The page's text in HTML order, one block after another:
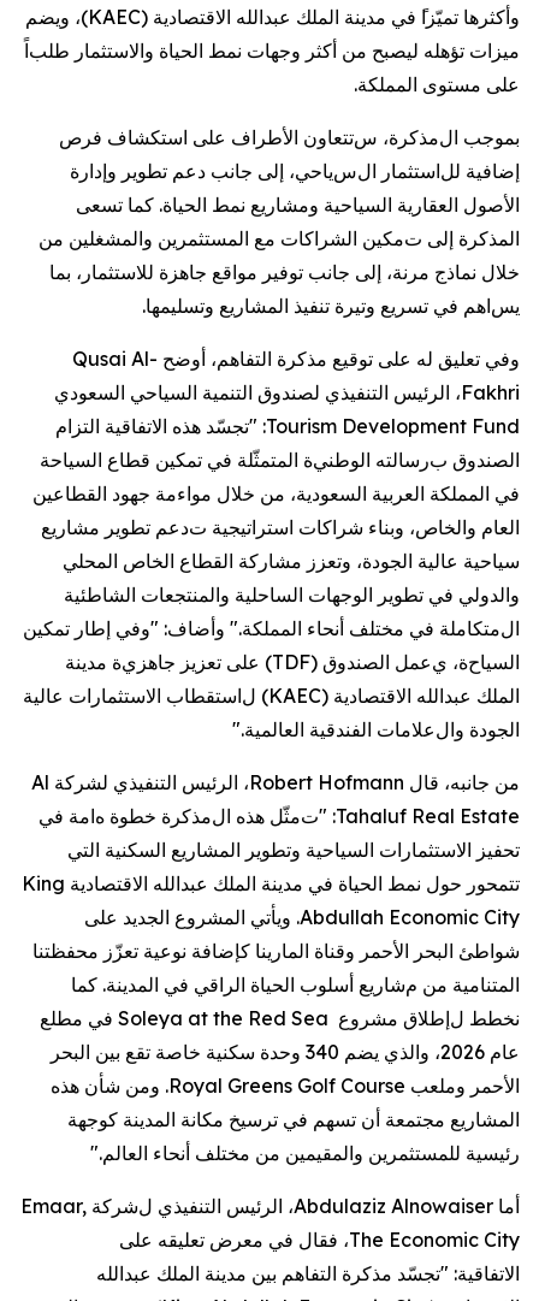
وأكثرها تميّزا في مدينة الملك عبدالله الاقتصادية (
KAEC
)، ويضم
ميزات تؤهله ليصبح من أكثر وجهات نمط الحياة والاستثمار طلباً
على مستوى المملكة.
بموجب المذكرة، ستتعاون الأطراف على استكشاف فرص
إضافية للاستثمار السياحي، إلى جانب دعم تطوير وإدارة
الأصول العقارية السياحية ومشاريع نمط الحياة. كما تسعى
المذكرة إلى تمكين الشراكات مع المستثمرين والمشغلين من
خلال نماذج مرنة، إلى جانب توفير مواقع جاهزة للاستثمار ، بما
يساهم في تسريع وتيرة تنفيذ المشاريع وتسليمها.
وفي تعليق له على توقيع مذكرة التفاهم، أوضح Qusai Al-
Fakhri، الرئيس التنفيذي لصندوق التنمية السياحي السعودي
Tourism Development Fund: "تجسّد هذه الاتفاقية التزام
الصندوق برسالته الوطنية المتمثّلة في تمكين قطاع السياحة
في المملكة العربية السعودية، من خلال مواءمة جهود القطاعين
العام والخاص، وبناء شراكات استراتيجية تدعم تطوير مشاريع
سياحية عالية الجودة، وتعزز مشاركة القطاع الخاص المحلي
والدولي في تطوير الوجهات الساحلية والمنتجعات الشاطئية
المتكاملة في مختلف أنحاء المملكة." وأضاف: "وفي إطار تمكين
السياحة، يعمل الصندوق (
TDF) على تعزيز جاهزية مدينة
الملك عبدالله الاقتصادية (
KAEC) لاستقطاب الاستثمارات عالية
الجودة والعلامات الفندقية العالمية."
من جانبه، قال Robert Hofmann، الرئيس التنفيذي لشركة Al
Tahaluf Real Estate
: "تمثّل هذه المذكرة خطوة هامة في
تحفيز الاستثمارات السياحية وتطوير المشاريع السكنية التي
تتمحور حول نمط الحياة في مدينة الملك عبدالله الاقتصادية King
Abdullah Economic City
. ويأتي المشروع الجديد على
شواطئ البحر الأحمر وقناة المارينا كإضافة نوعية تعزّز محفظتنا
المتنامية من مشاريع أسلوب الحياة الراقي في المدينة. كما
نخطط لإطلاق مشروع Soleya at the Red Sea في مطلع
عام 2026، والذي يضم 340 وحدة سكنية خاصة تقع بين البحر
الأحمر وملعب Royal Greens Golf Course. ومن شأن هذه
المشاريع مجتمعة أن تسهم في ترسيخ مكانة المدينة كوجهة
رئيسية للمستثمرين والمقيمين من مختلف أنحاء العالم."
أما Abdulaziz Alnowaiser، الرئيس التنفيذي لشركة Emaar,
The Economic City، فقال في معرض تعليقه على
الاتفاقية:
"تجسّد مذكرة التفاهم بين مدينة الملك عبدالله